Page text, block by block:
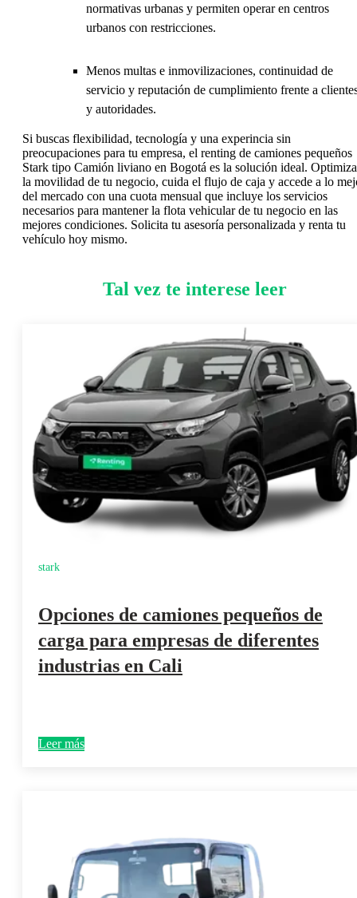
normativas urbanas y permiten operar en centros
urbanos con restricciones.
Menos multas e inmovilizaciones, continuidad de
servicio y reputación de cumplimiento frente a
y autoridades.
Si buscas flexibilidad, tecnología y una experincia sin
preocupaciones para tu empresa, el renting de camiones pequeños
Stark tipo Camión liviano en Bogotá es la solución ideal. Optimiza
la movilidad de tu negocio, cuida el flujo de caja y accede a lo
del mercado con una cuota mensual que incluye los servicios
necesarios para mantener la flota vehicular de tu negocio en las
mejores condiciones. Solicita tu asesoría personalizada y renta tu
vehículo hoy mismo.
Tal vez te interese leer
stark
Opciones de camiones pequeños de
carga para empresas de diferentes
industrias en Cali
Leer más